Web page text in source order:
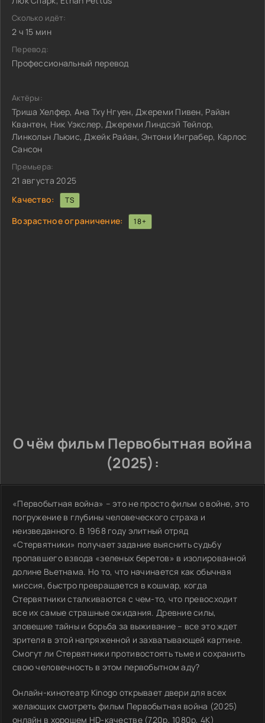
Сколько идёт:
2 ч 15 мин
Перевод:
Профессиональный перевод
Актёры:
Триша Хелфер, Ана Тху Нгуен, Джереми Пивен, Райан
Квантен, Ник Уэкслер, Джереми Линдсэй Тейлор,
Линкольн Льюис, Джейк Райан, Энтони Инграбер, Карлос
Сансон
Премьера:
21 августа 2025
Качество:
TS
Возрастное ограничение: 18+
О чём фильм Первобытная война
(2025):
«Первобытная война» – это не просто фильм о войне, это
погружение в глубины человеческого страха и
неизведанного. В 1968 году элитный отряд
«Стервятники» получает задание выяснить судьбу
пропавшего взвода «зеленых беретов» в изолированной
долине Вьетнама. Но то, что начинается как обычная
миссия, быстро превращается в кошмар, когда
Стервятники сталкиваются с чем-то, что превосходит
все их самые страшные ожидания. Древние силы,
зловещие тайны и борьба за выживание – все это ждет
зрителя в этой напряженной и захватывающей картине.
Смогут ли Стервятники противостоять тьме и сохранить
свою человечность в этом первобытном аду?
Онлайн-кинотеатр Kinogo открывает двери для всех
желающих смотреть фильм Первобытная война (2025)
онлайн в хорошем HD-качестве (720p, 1080p, 4K)